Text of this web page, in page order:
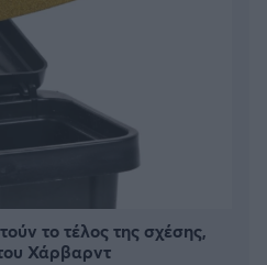
το τέλος της σχέσης,
Χάρβαρντ